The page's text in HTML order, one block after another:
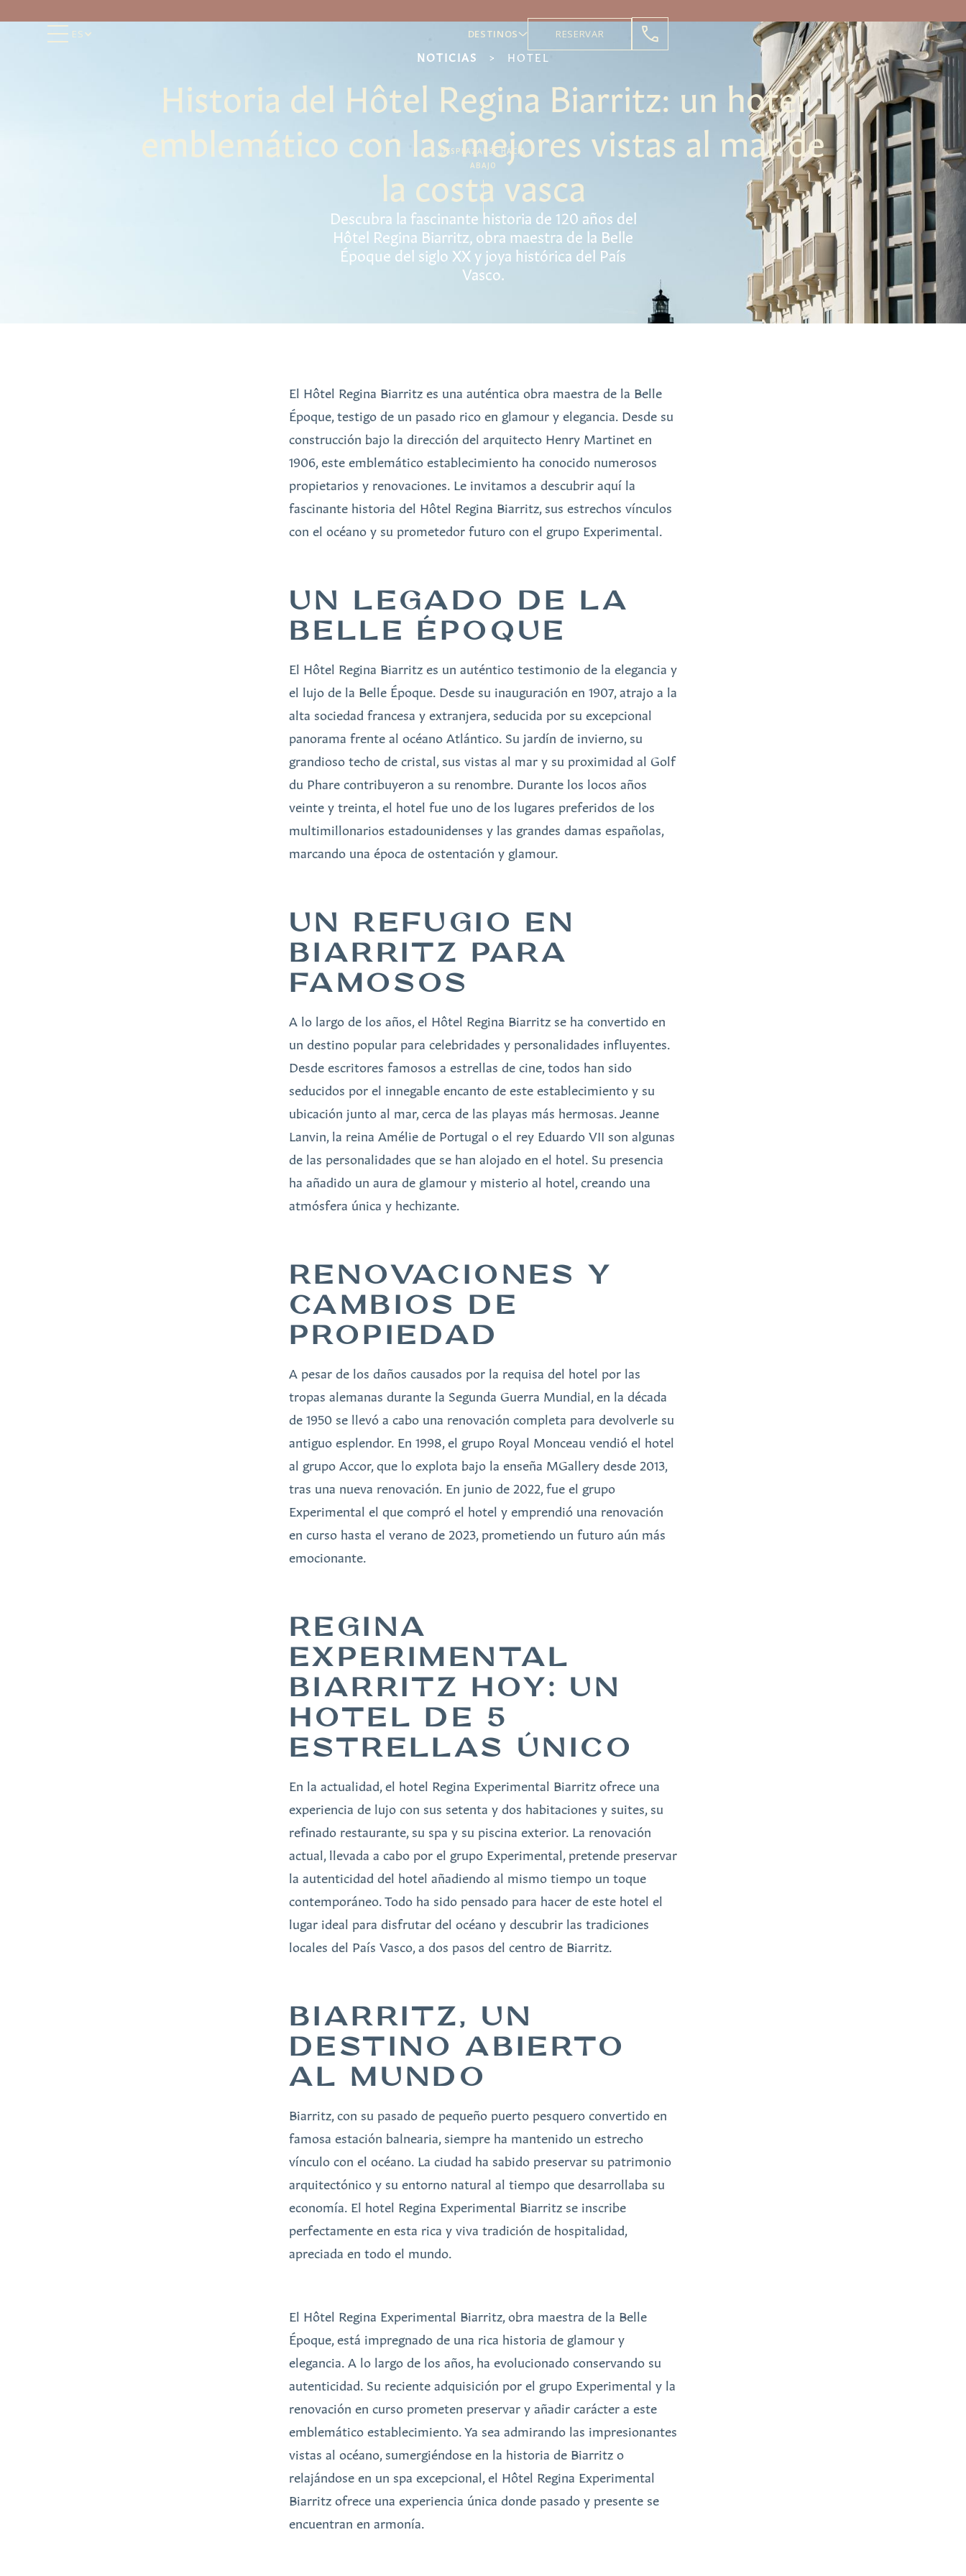
ES DESTINOS RESERVAR
Historia del Hôtel Regina Biarritz: un hotel
emblemático con las mejores vistas al mar de
la costa vasca
Descubra la fascinante historia de 120 años del
Hôtel Regina Biarritz, obra maestra de la Belle
Époque del siglo XX y joya histórica del País
Vasco.
NOTICIAS > HOTEL
DESPLAZARSE HACIA
ABAJO
El Hôtel Regina Biarritz es una auténtica obra maestra de la Belle
Époque, testigo de un pasado rico en glamour y elegancia. Desde su
construcción bajo la dirección del arquitecto Henry Martinet en
1906, este emblemático establecimiento ha conocido numerosos
propietarios y renovaciones. Le invitamos a descubrir aquí la
fascinante historia del Hôtel Regina Biarritz, sus estrechos vínculos
con el océano y su prometedor futuro con el grupo Experimental.
UN LEGADO DE LA
BELLE ÉPOQUE
El Hôtel Regina Biarritz es un auténtico testimonio de la elegancia y
el lujo de la Belle Époque. Desde su inauguración en 1907, atrajo a la
alta sociedad francesa y extranjera, seducida por su excepcional
panorama frente al océano Atlántico. Su jardín de invierno, su
grandioso techo de cristal, sus vistas al mar y su proximidad al Golf
du Phare contribuyeron a su renombre. Durante los locos años
veinte y treinta, el hotel fue uno de los lugares preferidos de los
multimillonarios estadounidenses y las grandes damas españolas,
marcando una época de ostentación y glamour.
UN REFUGIO EN
BIARRITZ PARA
FAMOSOS
A lo largo de los años, el Hôtel Regina Biarritz se ha convertido en
un destino popular para celebridades y personalidades influyentes.
Desde escritores famosos a estrellas de cine, todos han sido
seducidos por el innegable encanto de este establecimiento y su
ubicación junto al mar, cerca de las playas más hermosas. Jeanne
Lanvin, la reina Amélie de Portugal o el rey Eduardo VII son algunas
de las personalidades que se han alojado en el hotel. Su presencia
ha añadido un aura de glamour y misterio al hotel, creando una
atmósfera única y hechizante.
RENOVACIONES Y
CAMBIOS DE
PROPIEDAD
A pesar de los daños causados por la requisa del hotel por las
tropas alemanas durante la Segunda Guerra Mundial, en la década
de 1950 se llevó a cabo una renovación completa para devolverle su
antiguo esplendor. En 1998, el grupo Royal Monceau vendió el hotel
al grupo Accor, que lo explota bajo la enseña MGallery desde 2013,
tras una nueva renovación. En junio de 2022, fue el grupo
Experimental el que compró el hotel y emprendió una renovación
en curso hasta el verano de 2023, prometiendo un futuro aún más
emocionante.
REGINA
EXPERIMENTAL
BIARRITZ HOY: UN
HOTEL DE 5
ESTRELLAS ÚNICO
En la actualidad, el hotel Regina Experimental Biarritz ofrece una
experiencia de lujo con sus setenta y dos habitaciones y suites, su
refinado restaurante, su spa y su piscina exterior. La renovación
actual, llevada a cabo por el grupo Experimental, pretende preservar
la autenticidad del hotel añadiendo al mismo tiempo un toque
contemporáneo. Todo ha sido pensado para hacer de este hotel el
lugar ideal para disfrutar del océano y descubrir las tradiciones
locales del País Vasco, a dos pasos del centro de Biarritz.
BIARRITZ, UN
DESTINO ABIERTO
AL MUNDO
Biarritz, con su pasado de pequeño puerto pesquero convertido en
famosa estación balnearia, siempre ha mantenido un estrecho
vínculo con el océano. La ciudad ha sabido preservar su patrimonio
arquitectónico y su entorno natural al tiempo que desarrollaba su
economía. El hotel Regina Experimental Biarritz se inscribe
perfectamente en esta rica y viva tradición de hospitalidad,
apreciada en todo el mundo.
El Hôtel Regina Experimental Biarritz, obra maestra de la Belle
Époque, está impregnado de una rica historia de glamour y
elegancia. A lo largo de los años, ha evolucionado conservando su
autenticidad. Su reciente adquisición por el grupo Experimental y la
renovación en curso prometen preservar y añadir carácter a este
emblemático establecimiento. Ya sea admirando las impresionantes
vistas al océano, sumergiéndose en la historia de Biarritz o
relajándose en un spa excepcional, el Hôtel Regina Experimental
Biarritz ofrece una experiencia única donde pasado y presente se
encuentran en armonía.